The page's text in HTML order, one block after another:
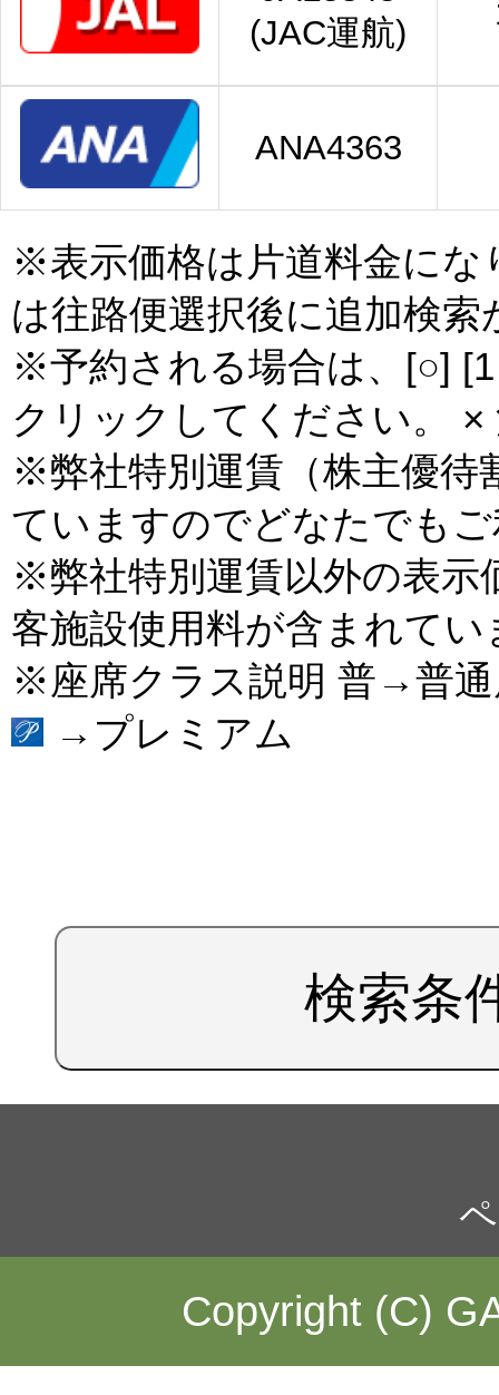
(JAC運航)
ANA4363
※表示価格は片道料金にな
は往路便選択後に追加検索
※予約される場合は、[○]
クリックしてください。
※弊社特別運賃（株主優待
ていますのでどなたでも
※弊社特別運賃以外の表示
客施設使用料が含まれてい
※座席クラス説明 普→普
→プレミアム
検索条
Copyright (C)